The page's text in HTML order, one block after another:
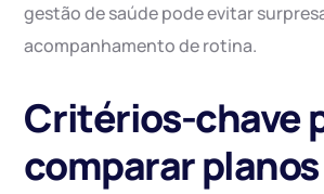
gestão de saúde pode evitar
acompanhamento de rotina.
Critérios-chave
comparar planos